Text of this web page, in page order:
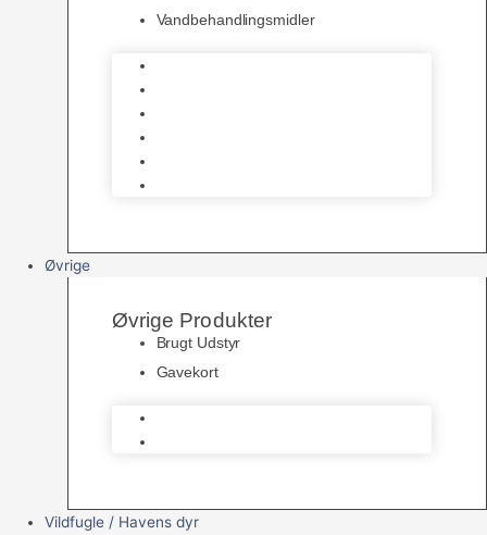
Vandbehandlingsmidler
Øvrige
Øvrige Produkter
Brugt Udstyr
Gavekort
Vildfugle / Havens dyr